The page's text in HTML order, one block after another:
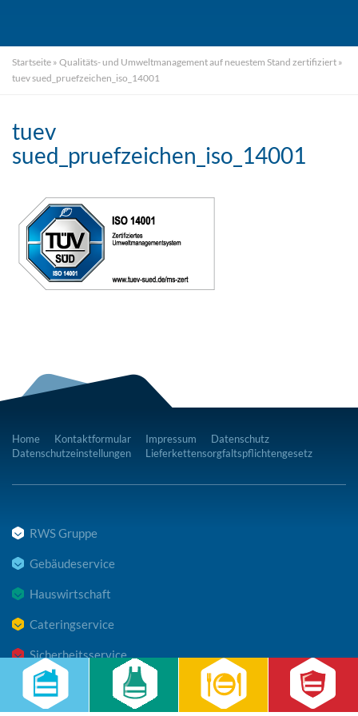
Startseite » Qualitäts- und Umweltmanagement auf neuestem Stand zertifiziert »
tuev sued_pruefzeichen_iso_14001
tuev
sued_pruefzeichen_iso_14001
Home Kontaktformular Impressum
Datenschutz
Datenschutzeinstellungen
Lieferkettensorgfaltspflichtengesetz
RWS Gruppe
Gebäudeservice
Hauswirtschaft
Cateringservice
Sicherheitsservice
Karriere & Infocenter